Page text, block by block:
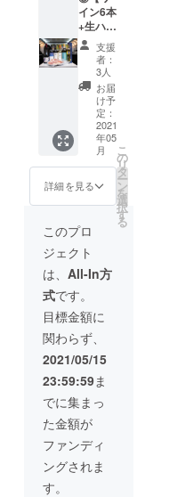
ニア産
ワイン
３本(白
2本・赤
1本) ・
チェコ
共和国
産ワイ
ン1本
(白ワイ
ルガリ
ア産ワ
ン) ・秋
田県田
沢湖産
生ハム
(60×3
パック)
★一度
に4カ国
のワイ
ンが楽
しめま
す。家
飲みラ
イフも
これで
充実間
違い無
し！お
イン6本
+生ハム
(60g)×5
パック
セット
】
38,000
円 ※
税、
クール
便代込
み ・モ
ルドバ
共和国
産ワイ
ン３本
(白1
本・赤2
本) ・
ルーマ
ニア産
ワイン
３本(白
1本・赤
1本・ア
イスワ
イン1
本) ・秋
田県田
沢湖産
生ハム
(60×5
パック)
支援
者：
3人
お届
け予
定：
2021
年05
月
詳細を見る
こ
の
リ
タ
ー
ン
を
選
択
す
る
このプロ
ジェクト
は、 All-In方
式です。
目標金額に
関わらず、
2021/05/15
23:59:59ま
でに集まっ
た金額が
ファンディ
ングされま
す。